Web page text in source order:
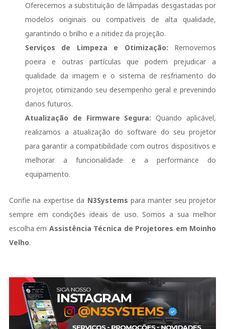
Oferecemos a substituição de lâmpadas desgastadas por
modelos originais ou compatíveis de alta qualidade,
garantindo o brilho e a nitidez da projeção.
Serviços de Limpeza e Otimização: Removemos
poeira e outras partículas que podem prejudicar a
qualidade da imagem e o sistema de resfriamento do
projetor, otimizando seu desempenho geral e prevenindo
danos futuros.
Atualização de Firmware Segura: Quando aplicável,
realizamos a atualização do software do seu projetor
para garantir a compatibilidade com outros dispositivos e
melhorar a funcionalidade e a performance do
equipamento.
Confie na expertise da N3Systems para manter seu projetor
sempre em condições ideais de uso. Somos a sua melhor
escolha em Assistência Técnica de Projetores em Moinho
Velho.